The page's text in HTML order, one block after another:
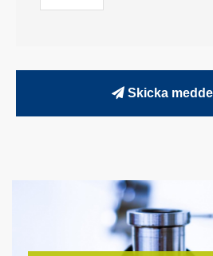
Skicka